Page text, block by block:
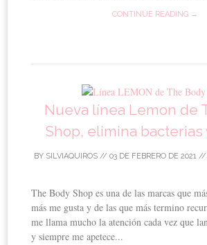
CONTINUE READING →
Nueva línea Lemon de
Shop, elimina bacterias
BY SILVIAQUIROS // 03 DE FEBRERO DE 2021 //
The Body Shop es una de las marcas que
más me gusta y de las que más termino
me llama mucho la atención cada vez que
y siempre me apetece...